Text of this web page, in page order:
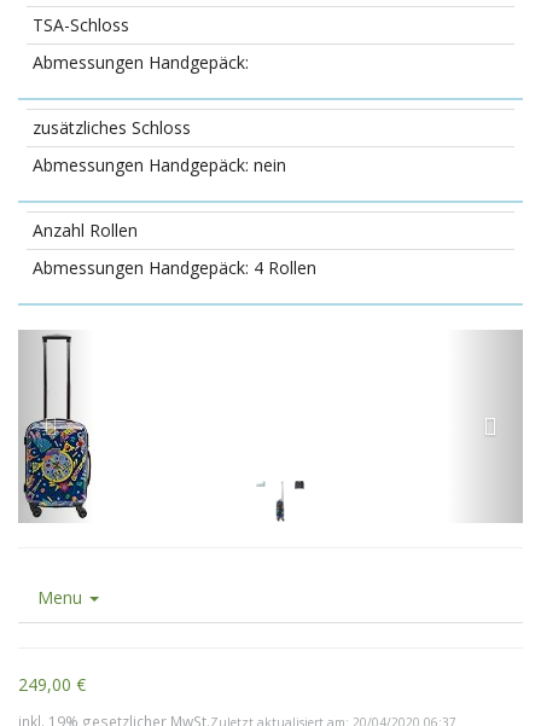
TSA-Schloss
zusätzliches Schloss
nein
Anzahl Rollen
4 Rollen
Menu
249,00 €
inkl. 19% gesetzlicher MwSt.Zuletzt aktualisiert am: 20/04/2020 06:37